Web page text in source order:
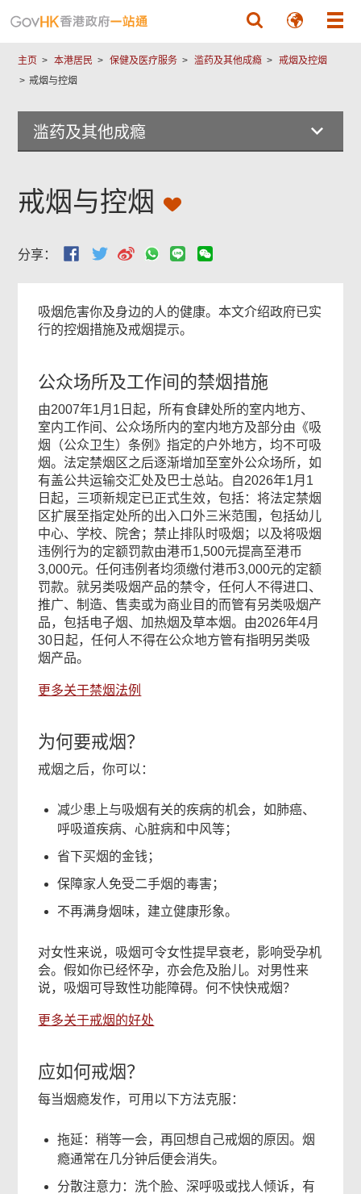
主页 本港居民 保健及医疗服务 滥药及其他成瘾
戒烟及控烟
戒烟与控烟
滥药及其他成瘾
戒烟与控烟
分享：
吸烟危害你及身边的人的健康。本文介绍政府已实
行的控烟措施及戒烟提示。
公众场所及工作间的禁烟措施
由2007年1月1日起，所有食肆处所的室内地方、
室内工作间、公众场所内的室内地方及部分由《吸
烟（公众卫生）条例》指定的户外地方，均不可吸
烟。法定禁烟区之后逐渐增加至室外公众场所，如
有盖公共运输交汇处及巴士总站。自2026年1月1
日起，三项新规定已正式生效，包括：将法定禁烟
区扩展至指定处所的出入口外三米范围，包括幼儿
中心、学校、院舍；禁止排队时吸烟；以及将吸烟
违例行为的定额罚款由港币1,500元提高至港币
3,000元。任何违例者均须缴付港币3,000元的定额
罚款。就另类吸烟产品的禁令，任何人不得进口、
推广、制造、售卖或为商业目的而管有另类吸烟产
品，包括电子烟​​、加热烟及草本烟。由2026年4月
30日起，任何人不得在公众地方管有指明另类吸
烟产品。
更多关于禁烟法例
为何要戒烟？
戒烟之后，你可以：
减少患上与吸烟有关的疾病的机会，如肺癌、
呼吸道疾病、心脏病和中风等；
省下买烟的金钱；
保障家人免受二手烟的毒害；
不再满身烟味，建立健康形象。
对女性来说，吸烟可令女性提早衰老，影响受孕机
会。假如你已经怀孕，亦会危及胎儿。对男性来
说，吸烟可导致性功能障碍。何不快快戒烟？
更多关于戒烟的好处
应如何戒烟？
每当烟瘾发作，可用以下方法克服：
拖延：稍等一会，再回想自己戒烟的原因。烟
瘾通常在几分钟后便会消失。
分散注意力：洗个脸、深呼吸或找人倾诉，有